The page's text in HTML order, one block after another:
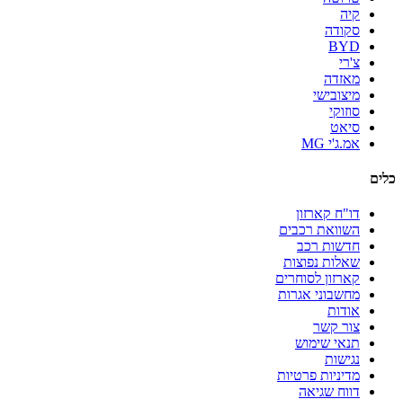
קיה
סקודה
BYD
צ'רי
מאזדה
מיצובישי
סוזוקי
סיאט
אמ.ג'י MG
כלים
דו"ח קארזון
השוואת רכבים
חדשות רכב
שאלות נפוצות
קארזון לסוחרים
מחשבוני אגרות
אודות
צור קשר
תנאי שימוש
נגישות
מדיניות פרטיות
דווח שגיאה